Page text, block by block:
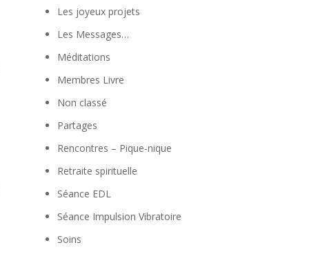
Les joyeux projets
Les Messages…
Méditations
Membres Livre
Non classé
Partages
Rencontres – Pique-nique
Retraite spirituelle
Séance EDL
Séance Impulsion Vibratoire
Soins